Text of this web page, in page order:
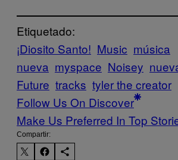
Etiquetado:
¡Diosito Santo! Music música
nueva myspace Noisey
Future tracks tyler the creator
Follow Us On Discover
Make Us Preferred In Top
Compartir: